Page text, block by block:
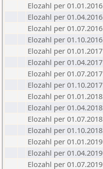
Elozahl per 01.01.2016
Elozahl per 01.04.2016
Elozahl per 01.07.2016
Elozahl per 01.10.2016
Elozahl per 01.01.2017
Elozahl per 01.04.2017
Elozahl per 01.07.2017
Elozahl per 01.10.2017
Elozahl per 01.01.2018
Elozahl per 01.04.2018
Elozahl per 01.07.2018
Elozahl per 01.10.2018
Elozahl per 01.01.2019
Elozahl per 01.04.2019
Elozahl per 01.07.2019